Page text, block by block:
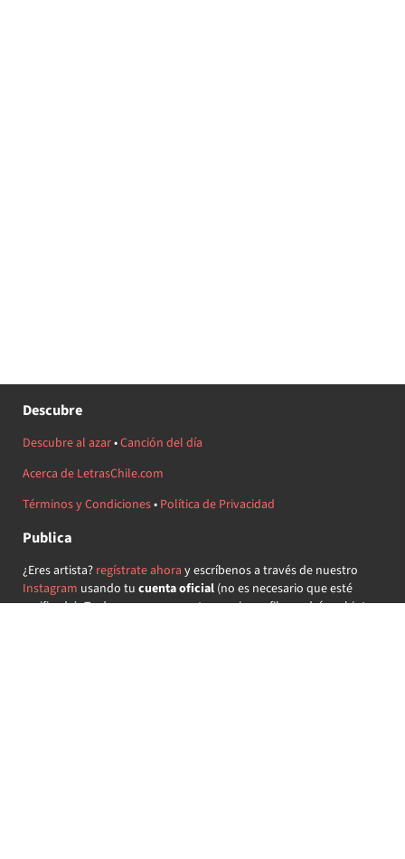
Descubre
Descubre al azar•Canción del día
Acerca de LetrasChile.com
Términos y Condiciones• Política de Privacidad
Publica
¿Eres artista? regístrate ahora y escríbenos a través de nuestro
Instagram usando tu cuenta oficial(no es necesario que esté
verificada) ¡Te daremos acceso a tu propio perfil y podrás subir tus